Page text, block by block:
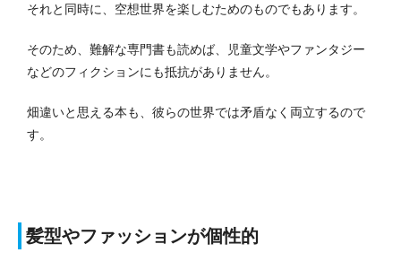
それと同時に、空想世界を楽しむためのものでもあります。
そのため、難解な専門書も読めば、児童文学やファンタジー
などのフィクションにも抵抗がありません。
畑違いと思える本も、彼らの世界では矛盾なく両立するので
す。
髪型やファッションが個性的